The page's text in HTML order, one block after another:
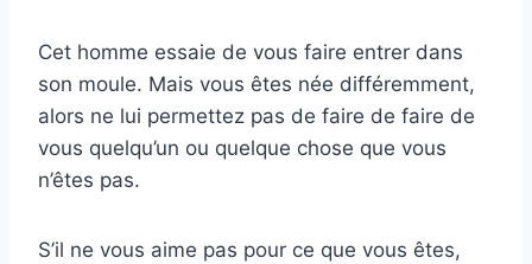
Cet homme essaie de vous faire entrer dans
son moule. Mais vous êtes née différemment,
alors ne lui permettez pas de faire de faire de
vous quelqu’un ou quelque chose que vous
n’êtes pas.
S’il ne vous aime pas pour ce que vous êtes,